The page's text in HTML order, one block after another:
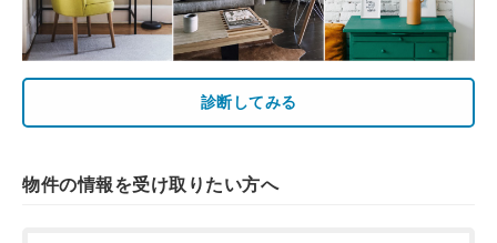
診断してみる
物件の情報を受け取りたい方へ